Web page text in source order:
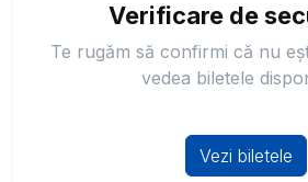
Verificare de
Te rugăm să confirmi că nu
vedea biletele
Vezi biletele